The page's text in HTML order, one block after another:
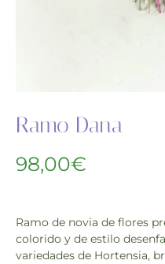
Ramo Dana
98,00€
Ramo de novia de flores
colorido y de estilo
variedades de Hortensia,